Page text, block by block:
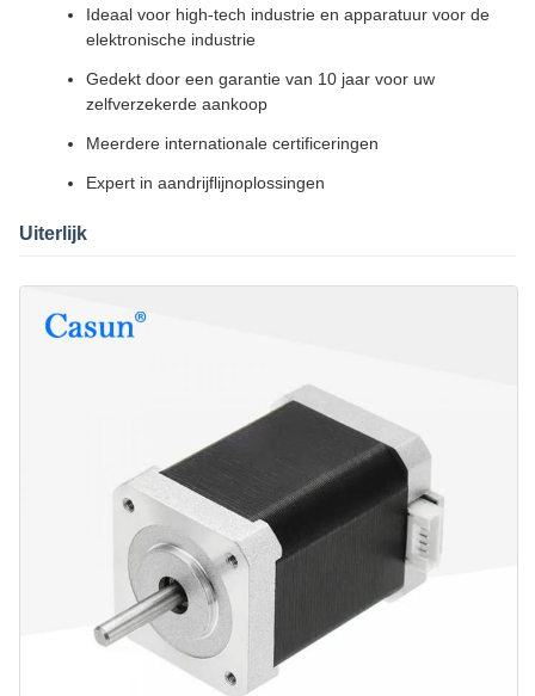
Ideaal voor high-tech industrie en apparatuur voor de
elektronische industrie
Gedekt door een garantie van 10 jaar voor uw
zelfverzekerde aankoop
Meerdere internationale certificeringen
Expert in aandrijflijnoplossingen
Uiterlijk